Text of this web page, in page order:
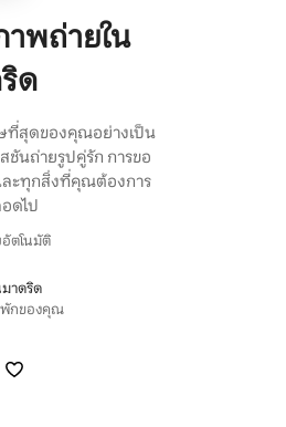
าพถ่ายใน
ด
ษที่สุดของคุณอย่างเป็น
ชันถ่ายรูปคู่รัก การขอ
ละทุกสิ่งที่คุณต้องการ
ดไป
อัตโนมัติ
มาดริด
พักของคุณ